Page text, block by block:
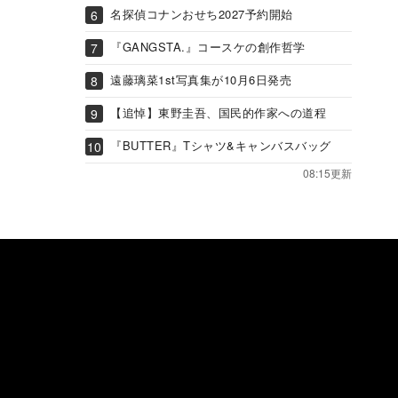
名探偵コナンおせち2027予約開始
『GANGSTA.』コースケの創作哲学
遠藤璃菜1st写真集が10月6日発売
【追悼】東野圭吾、国民的作家への道程
『BUTTER』Tシャツ&キャンバスバッグ
08:15更新